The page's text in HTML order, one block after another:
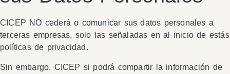
CICEP NO cederá o comunicar sus datos personales a
terceras empresas, solo las señaladas en al inicio de estás
políticas de privacidad.
Sin embargo, CICEP si podrá compartir la información de